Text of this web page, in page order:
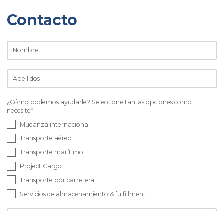
Contacto
¿Cómo podemos ayudarle? Seleccione tantas opciones como
necesite*
Mudanza internacional
Transporte aéreo
Transporte marítimo
Project Cargo
Transporte por carretera
Servicios de almacenamiento & fulfillment